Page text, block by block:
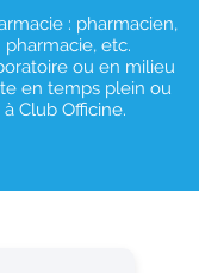
: pharmacien,
etc.
ou en milieu
en temps plein ou
Club Officine.